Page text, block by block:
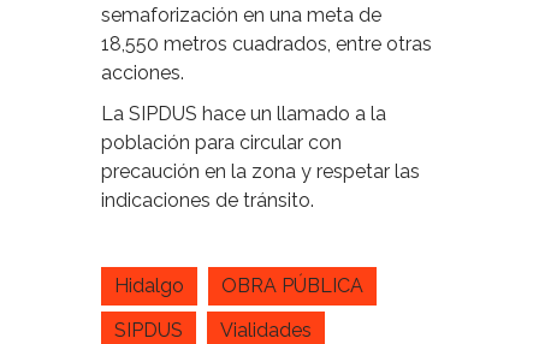
semaforización en una meta de
18,550 metros cuadrados, entre otras
acciones.
La SIPDUS hace un llamado a la
población para circular con
precaución en la zona y respetar las
indicaciones de tránsito.
Hidalgo
OBRA PÚBLICA
SIPDUS
Vialidades